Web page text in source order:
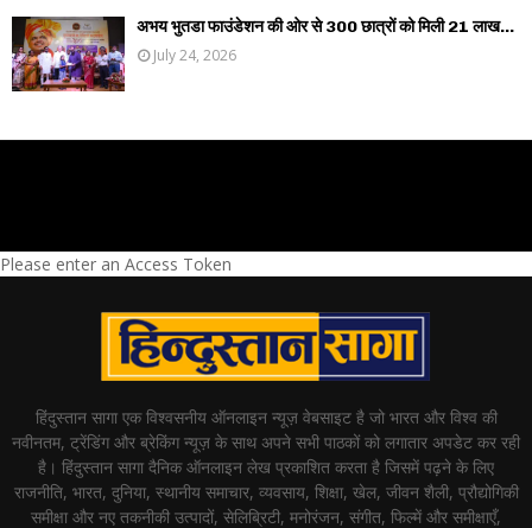
अभय भुतडा फाउंडेशन की ओर से 300 छात्रों को मिली 21 लाख...
July 24, 2026
Please enter an Access Token
हिंदुस्तान सागा एक विश्वसनीय ऑनलाइन न्यूज़ वेबसाइट है जो भारत और विश्व की
नवीनतम, ट्रेंडिंग और ब्रेकिंग न्यूज़ के साथ अपने सभी पाठकों को लगातार अपडेट कर रही
है। हिंदुस्तान सागा दैनिक ऑनलाइन लेख प्रकाशित करता है जिसमें पढ़ने के लिए
राजनीति, भारत, दुनिया, स्थानीय समाचार, व्यवसाय, शिक्षा, खेल, जीवन शैली, प्रौद्योगिकी
समीक्षा और नए तकनीकी उत्पादों, सेलिब्रिटी, मनोरंजन, संगीत, फिल्में और समीक्षाएँ,